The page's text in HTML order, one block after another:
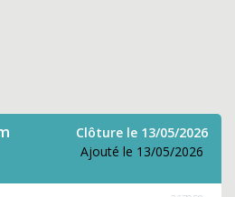
Clôture le 13/05/2026
Ajouté le 13/05/2026